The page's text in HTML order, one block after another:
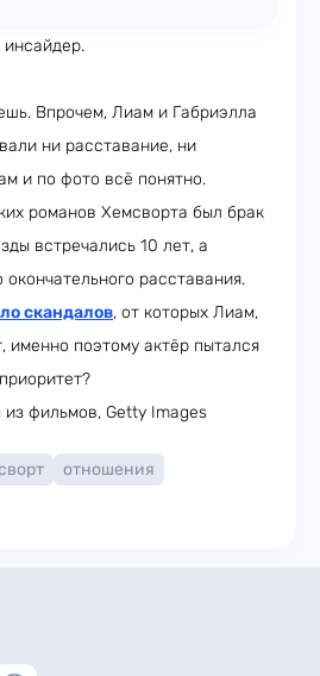
Впрочем, Лиам и Габриэлла
ни расставание, ни
и по фото всё понятно.
романов Хемсворта был брак
встречались 10 лет, а
расставания.
скандалов, от которых Лиам,
именно поэтому актёр пытался
фильмов, Getty Images
отношения